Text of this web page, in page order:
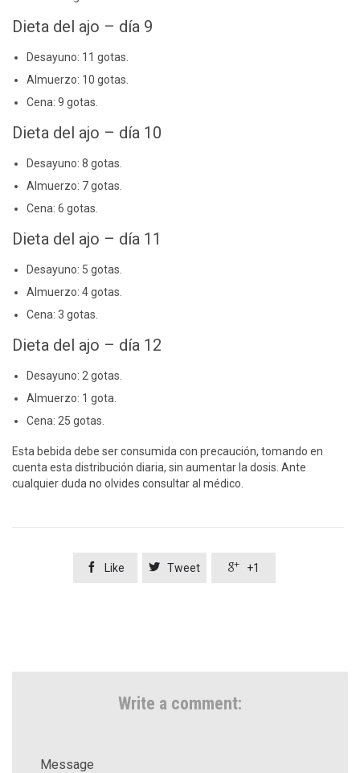
Dieta del ajo – día 9
Desayuno: 11 gotas.
Almuerzo: 10 gotas.
Cena: 9 gotas.
Dieta del ajo – día 10
Desayuno: 8 gotas.
Almuerzo: 7 gotas.
Cena: 6 gotas.
Dieta del ajo – día 11
Desayuno: 5 gotas.
Almuerzo: 4 gotas.
Cena: 3 gotas.
Dieta del ajo – día 12
Desayuno: 2 gotas.
Almuerzo: 1 gota.
Cena: 25 gotas.
Esta bebida debe ser consumida con precaución, tomando en
cuenta esta distribución diaria, sin aumentar la dosis. Ante
cualquier duda no olvides consultar al médico.
 Like  Tweet  +1
Write a comment:
Message